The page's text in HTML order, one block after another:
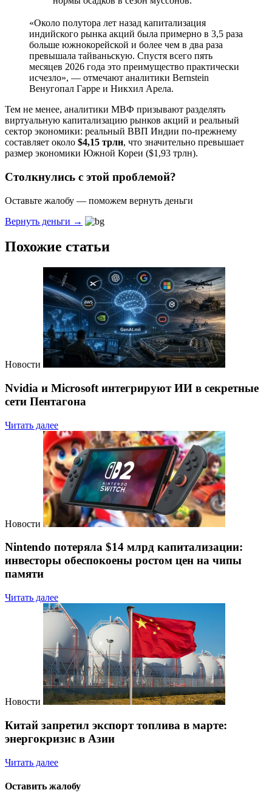
«Около полутора лет назад капитализация
индийского рынка акций была примерно в 3,5 раза
больше южнокорейской и более чем в два раза
превышала тайваньскую. Спустя всего пять
месяцев 2026 года это преимущество практически
исчезло», — отмечают аналитики Bernstein
Венугопал Гарре и Никхил Арела.
Тем не менее, аналитики МВФ призывают разделять
виртуальную капитализацию рынков акций и реальный
сектор экономики: реальный ВВП Индии по-прежнему
составляет около $4,15 трлн, что значительно превышает
размер экономики Южной Кореи ($1,93 трлн).
Столкнулись с этой проблемой?
Оставьте жалобу — поможем вернуть деньги
Вернуть деньги →
Похожие статьи
Новости
Nvidia и Microsoft интегрируют ИИ в секретные
сети Пентагона
Читать далее
Новости
Nintendo потеряла $14 млрд капитализации:
инвесторы обеспокоены ростом цен на чипы
памяти
Читать далее
Новости
Китай запретил экспорт топлива в марте:
энергокризис в Азии
Читать далее
Оставить жалобу